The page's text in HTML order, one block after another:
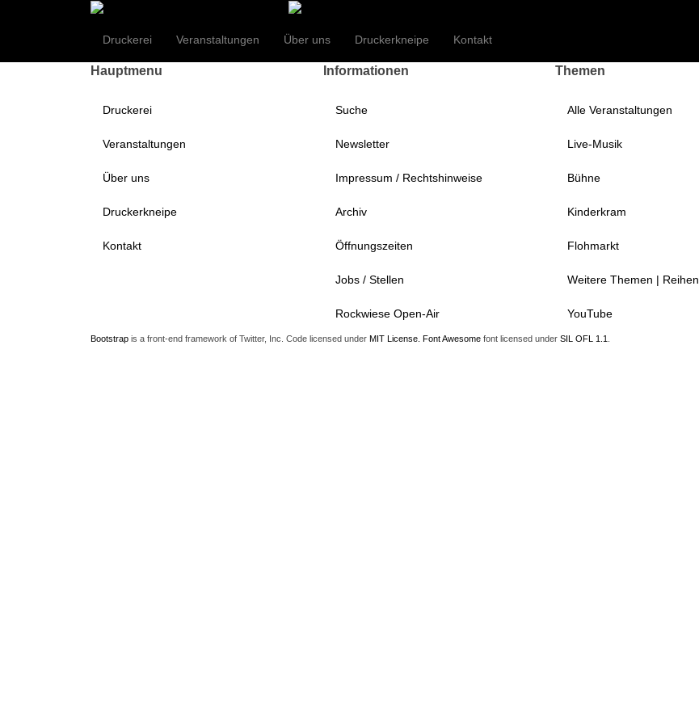
Druckerei Veranstaltungen Über uns Druckerkneipe Kontakt
Der Onlinevorverkauf ist für diese Veranstaltung beendet.
Hauptmenu
Druckerei
Veranstaltungen
Über uns
Druckerkneipe
Kontakt
Informationen
Suche
Newsletter
Impressum / Rechtshinweise
Archiv
Öffnungszeiten
Jobs / Stellen
Rockwiese Open-Air
Themen
Alle Veranstaltungen
Live-Musik
Bühne
Kinderkram
Flohmarkt
Weitere Themen | Reihen
YouTube
Bootstrap is a front-end framework of Twitter, Inc. Code licensed under MIT License. Font Awesome font licensed under SIL OFL 1.1